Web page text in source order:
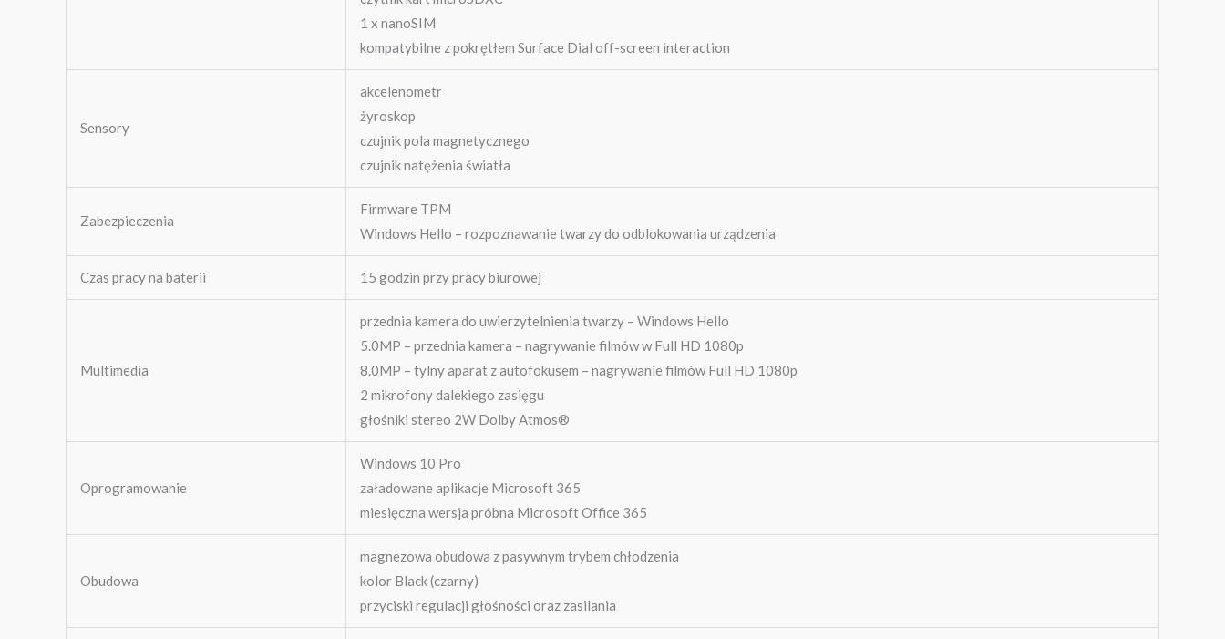
1 x nanoSIM
kompatybilne z pokrętłem Surface Dial off-screen interaction
Sensory
akcelenometr
żyroskop
czujnik pola magnetycznego
czujnik natężenia światła
Zabezpieczenia
Firmware TPM
Windows Hello – rozpoznawanie twarzy do odblokowania urządzenia
Czas pracy na baterii 15 godzin przy pracy biurowej
Multimedia
przednia kamera do uwierzytelnienia twarzy – Windows Hello
5.0MP – przednia kamera – nagrywanie filmów w Full HD 1080p
8.0MP – tylny aparat z autofokusem – nagrywanie filmów Full HD 1080p
2 mikrofony dalekiego zasięgu
głośniki stereo 2W Dolby Atmos®
Oprogramowanie
Windows 10 Pro
załadowane aplikacje Microsoft 365
miesięczna wersja próbna Microsoft Office 365
Obudowa
magnezowa obudowa z pasywnym trybem chłodzenia
kolor Black (czarny)
przyciski regulacji głośności oraz zasilania